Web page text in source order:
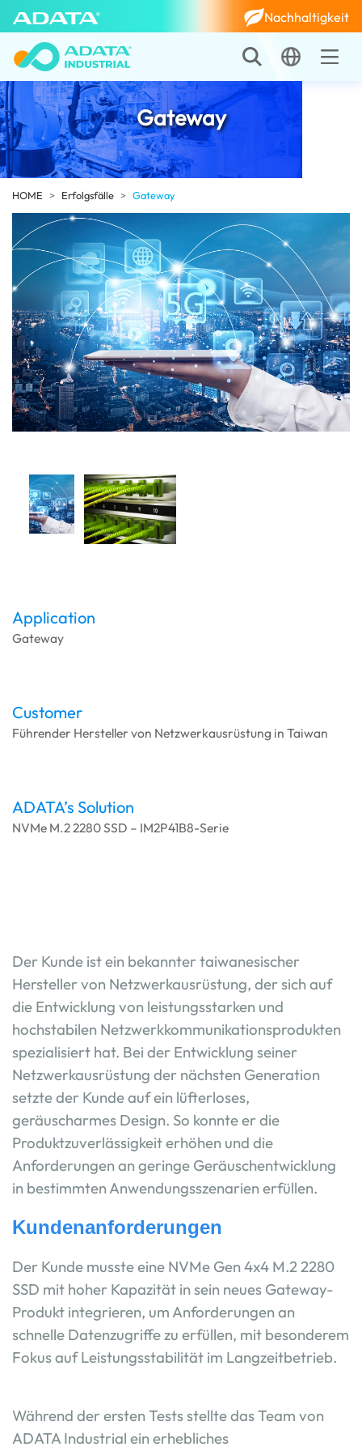
Nachhaltigkeit
Gateway
HOME Erfolgsfälle Gateway
Application
Gateway
Customer
Führender Hersteller von Netzwerkausrüstung in Taiwan
ADATA’s Solution
NVMe M.2 2280 SSD – IM2P41B8-Serie
Der Kunde ist ein bekannter taiwanesischer
Hersteller von Netzwerkausrüstung, der sich auf
die Entwicklung von leistungsstarken und
hochstabilen Netzwerkkommunikationsprodukten
spezialisiert hat. Bei der Entwicklung seiner
Netzwerkausrüstung der nächsten Generation
setzte der Kunde auf ein lüfterloses,
geräuscharmes Design. So konnte er die
Produktzuverlässigkeit erhöhen und die
Anforderungen an geringe Geräuschentwicklung
in bestimmten Anwendungsszenarien erfüllen.
Kundenanforderungen
Der Kunde musste eine NVMe Gen 4x4 M.2 2280
SSD mit hoher Kapazität in sein neues Gateway-
Produkt integrieren, um Anforderungen an
schnelle Datenzugriffe zu erfüllen, mit besonderem
Fokus auf Leistungsstabilität im Langzeitbetrieb.
Während der ersten Tests stellte das Team von
ADATA Industrial ein erhebliches